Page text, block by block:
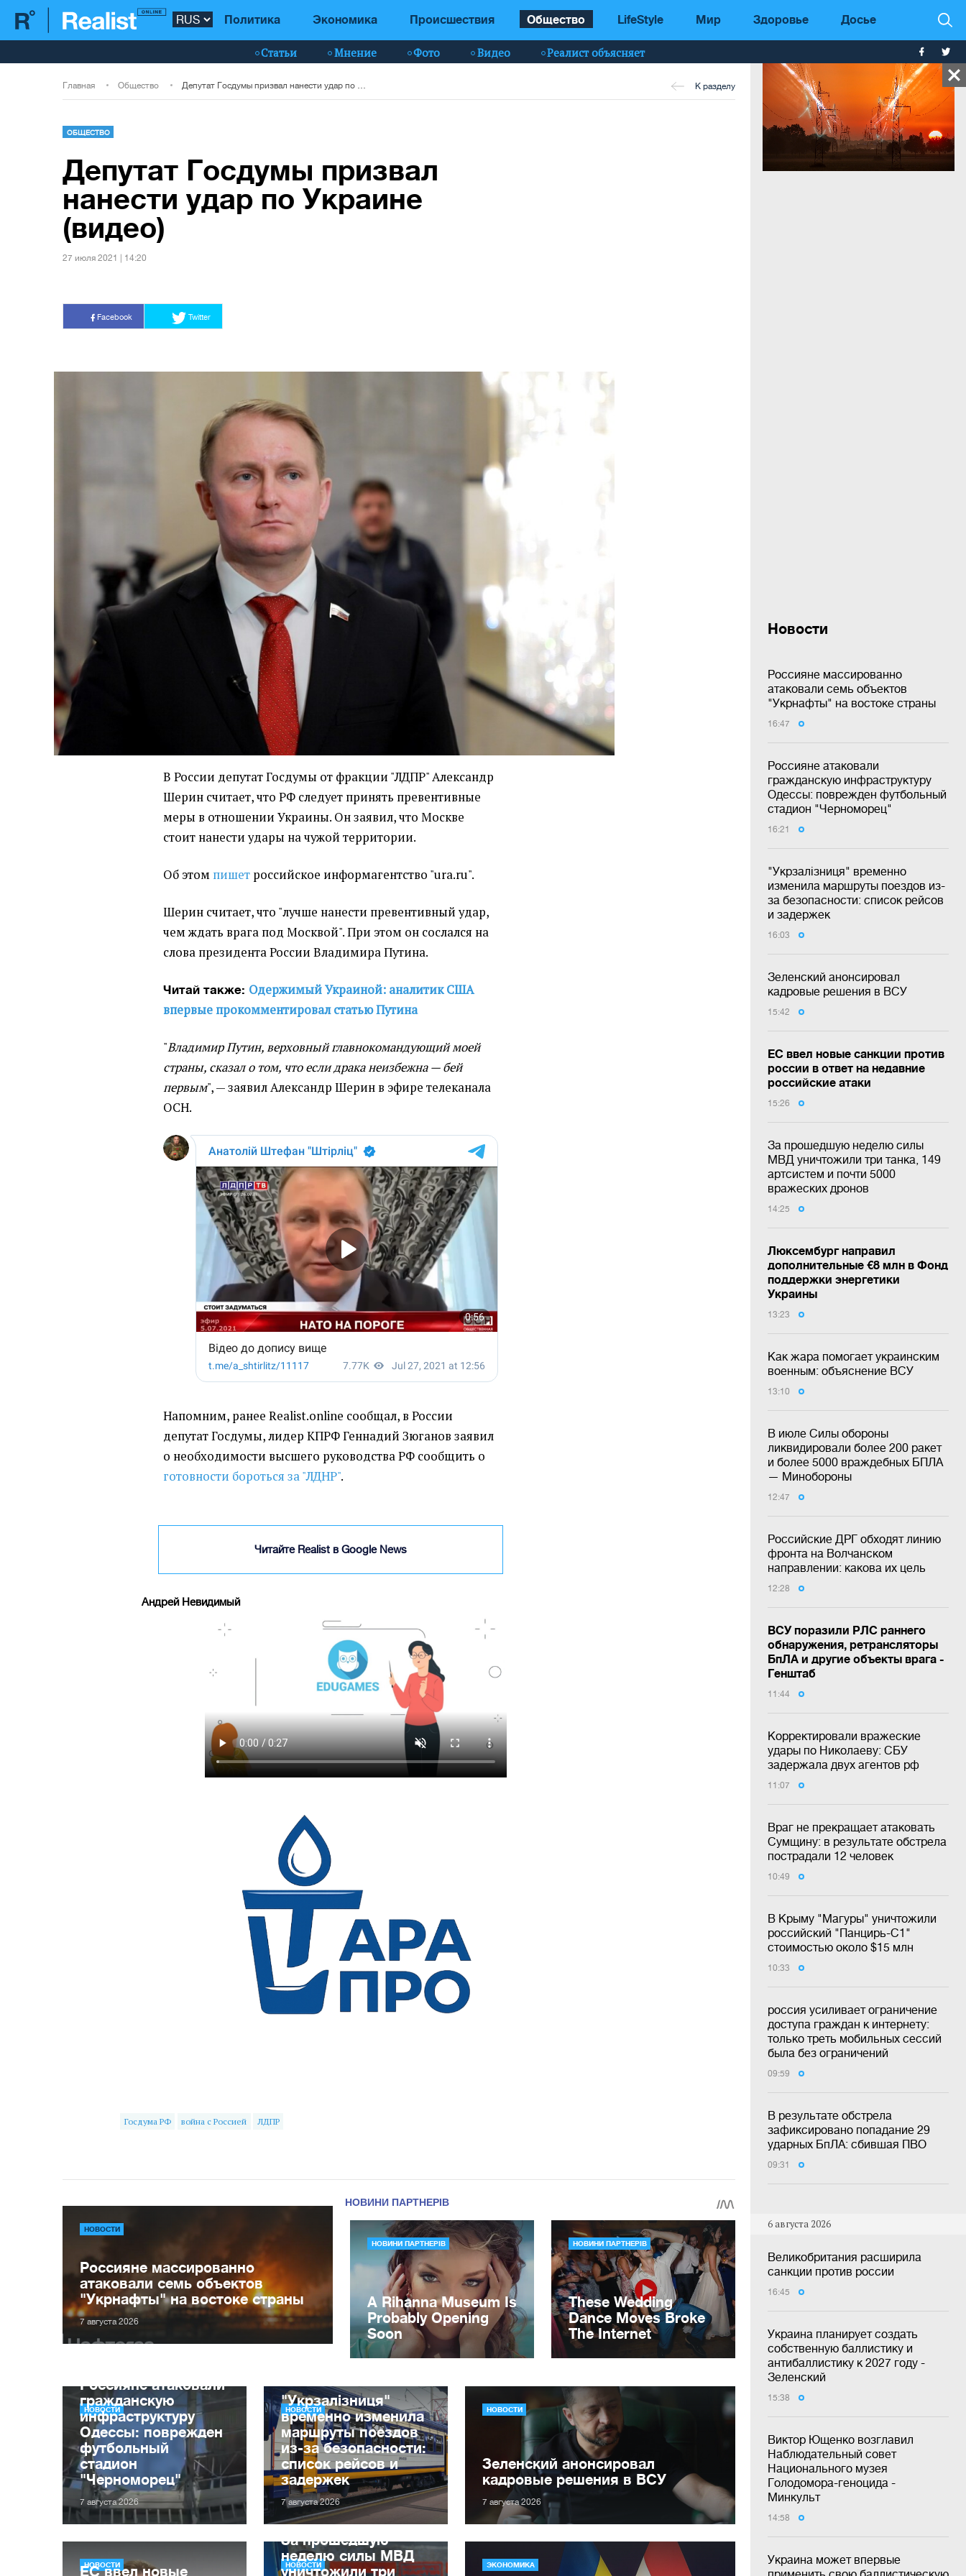
Политика Экономика Происшествия Общество LifeStyle Мир Здоровье Досье
Статьи Мнение Фото Видео Реалист объясняет
Новости
Россияне массированно
атаковали семь объектов
"Укрнафты" на востоке страны
16:47
Россияне атаковали
гражданскую инфраструктуру
Одессы: поврежден футбольный
стадион "Черноморец"
16:21
"Укрзалізниця" временно
изменила маршруты поездов из-
за безопасности: список рейсов
и задержек
16:03
Зеленский анонсировал
кадровые решения в ВСУ
15:42
ЕС ввел новые санкции против
россии в ответ на недавние
российские атаки
15:26
За прошедшую неделю силы
МВД уничтожили три танка, 149
артсистем и почти 5000
вражеских дронов
14:25
Люксембург направил
дополнительные €8 млн в Фонд
поддержки энергетики
Украины
13:23
Как жара помогает украинским
военным: объяснение ВСУ
13:10
В июле Силы обороны
ликвидировали более 200 ракет
и более 5000 враждебных БПЛА
— Минобороны
12:47
Российские ДРГ обходят линию
фронта на Волчанском
направлении: какова их цель
12:28
ВСУ поразили РЛС раннего
обнаружения, ретрансляторы
БпЛА и другие объекты врага -
Генштаб
11:44
Корректировали вражеские
удары по Николаеву: СБУ
задержала двух агентов рф
11:07
Враг не прекращает атаковать
Сумщину: в результате обстрела
пострадали 12 человек
10:49
В Крыму "Магуры" уничтожили
российский "Панцирь-С1"
стоимостью около $15 млн
10:33
россия усиливает ограничение
доступа граждан к интернету:
только треть мобильных сессий
была без ограничений
09:59
В результате обстрела
зафиксировано попадание 29
ударных БпЛА: сбившая ПВО
09:31
6 августа 2026
Великобритания расширила
санкции против россии
16:45
Украина планирует создать
собственную баллистику и
антибаллистику к 2027 году -
Зеленский
15:38
Виктор Ющенко возглавил
Наблюдательный совет
Национального музея
Голодомора-геноцида -
Минкульт
14:58
Украина может впервые
Главная Общество К разделу
ОБЩЕСТВО
Депутат Госдумы призвал
нанести удар по Украине
(видео)
27 июля 2021 | 14:20
Facebook Twitter
В России депутат Госдумы от фракции "ЛДПР" Александр
Шерин считает, что РФ следует принять превентивные
меры в отношении Украины. Он заявил, что Москве
стоит нанести удары на чужой территории.
Об этом пишет российское информагентство "ura.ru".
Шерин считает, что "лучше нанести превентивный удар,
чем ждать врага под Москвой". При этом он сослался на
слова президента России Владимира Путина.
Читай также: Одержимый Украиной: аналитик США
впервые прокомментировал статью Путина
"Владимир Путин, верховный главнокомандующий моей
страны, сказал о том, что если драка неизбежна — бей
первым", — заявил Александр Шерин в эфире телеканала
ОСН.
Напомним, ранее Realist.online сообщал, в России
депутат Госдумы, лидер КПРФ Геннадий Зюганов заявил
о необходимости высшего руководства РФ сообщить о
готовности бороться за "ЛДНР".
Читайте Realist в Google News
Андрей Невидимый
Госдума РФ война с Россией ЛДПР
НОВОСТИ
Россияне массированно
атаковали семь объектов
"Укрнафты" на востоке страны
7 августа 2026
НОВОСТИ
Россияне атаковали
гражданскую
инфраструктуру
Одессы: поврежден
футбольный
стадион
"Черноморец"
7 августа 2026
НОВОСТИ
"Укрзалізниця"
временно изменила
маршруты поездов
из-за безопасности:
список рейсов и
задержек
7 августа 2026
НОВОСТИ
Зеленский анонсировал
кадровые решения в ВСУ
7 августа 2026
НОВОСТИ
ЕС ввел новые НОВОСТИ
За прошедшую
неделю силы МВД
уничтожили три
ЭКОНОМИКА